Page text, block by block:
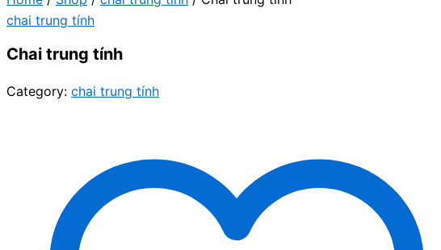
chai trung tính
Chai trung tính
Category: chai trung tính